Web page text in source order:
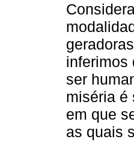
inferimos
ser
miséria é
em que
as quais